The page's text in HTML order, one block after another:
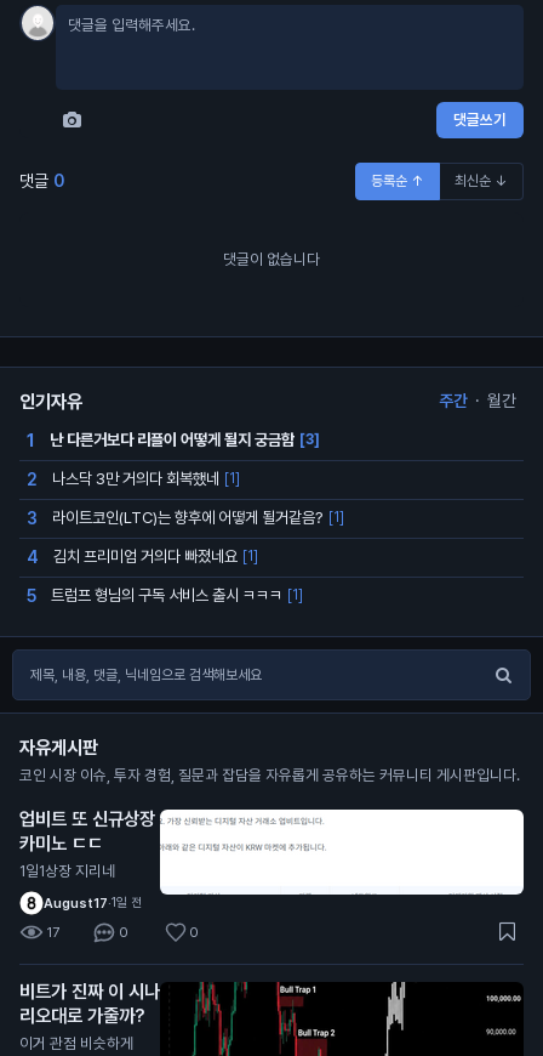
댓글쓰기
댓글 0 등록순 ↑ 최신순 ↓
댓글이 없습니다
인기자유 주간 · 월간
1 난 다른거보다 리플이 어떻게 될지 궁금함 [3]
2 나스닥 3만 거의다 회복했네 [1]
3 라이트코인(LTC)는 향후에 어떻게 될거같음? [1]
4 김치 프리미엄 거의다 빠졌네요 [1]
5 트럼프 형님의 구독 서비스 출시 ㅋㅋㅋ [1]
자유게시판
코인 시장 이슈, 투자 경험, 질문과 잡담을 자유롭게 공유하는 커뮤니티 게시판입니다.
업비트 또 신규상장
카미노 ㄷㄷ
1일1상장 지리네
August17·1일 전
17 0 0
비트가 진짜 이 시나
리오대로 가줄까?
이거 관점 비슷하게